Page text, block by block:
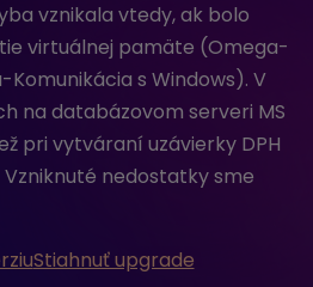
vznikala vtedy, ak bolo
virtuálnej pamäte (Omega-
s Windows). V
na databázovom serveri MS
pri vytváraní uzávierky DPH
nedostatky sme
Stiahnuť upgrade